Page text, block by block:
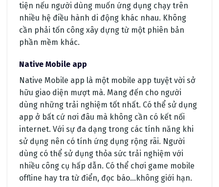
tiện nếu người dùng muốn ứng dụng chạy trên
nhiều hệ điều hành di động khác nhau. Không
cần phải tốn công xây dựng từ một phiên bản
phần mềm khác.
Native Mobile app
Native Mobile app là một mobile app tuyệt vời sở
hữu giao diện mượt mà. Mang đến cho người
dùng những trải nghiệm tốt nhất. Có thể sử dụng
app ở bất cứ nơi đâu mà không cần có kết nối
internet. Với sự đa dạng trong các tính năng khi
sử dụng nên có tính ứng dụng rộng rãi. Người
dùng có thể sử dụng thỏa sức trải nghiệm với
nhiều công cụ hấp dẫn. Có thể chơi game mobile
offline hay tra từ điển, đọc báo…không giới hạn.